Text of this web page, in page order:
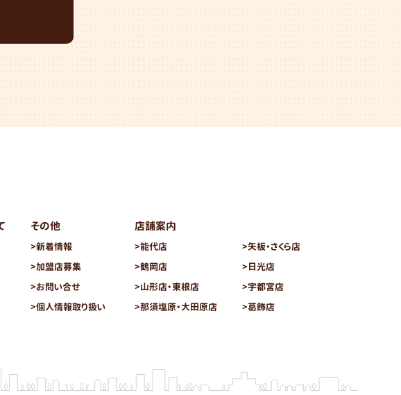
その他
>新着情報
>加盟店募集
>お問い合せ
>個人情報取り扱い
店舗案内
>能代店
>鶴岡店
>山形店・東根店
>那須塩原・大田原店
>矢板・さくら店
>日光店
>宇都宮店
>葛飾店